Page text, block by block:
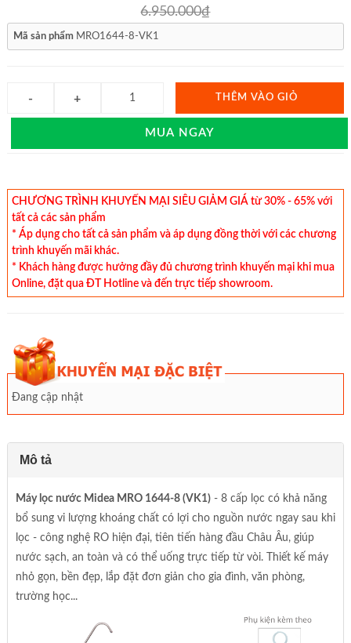
6.950.000₫
Mã sản phẩm MRO1644-8-VK1
THÊM VÀO GIỎ
MUA NGAY
CHƯƠNG TRÌNH KHUYẾN MẠI SIÊU GIẢM GIÁ từ 30% - 65% với
tất cả các sản phẩm
* Áp dụng cho tất cả sản phẩm và áp dụng đồng thời với các chương
trình khuyến mãi khác.
* Khách hàng được hưởng đầy đủ chương trình khuyến mại khi mua
Online, đặt qua ĐT Hotline và đến trực tiếp showroom.
Đang cập nhật
Mô tả
Máy lọc nước Midea MRO 1644-8 (VK1)- 8 cấp lọc có khả năng
bổ sung vi lượng khoáng chất có lợi cho nguồn nước ngay sau khi
lọc - công nghệ RO hiện đại, tiên tiến hàng đầu Châu Âu, giúp
nước sạch, an toàn và có thể uống trực tiếp từ vòi. Thiết kế máy
nhỏ gọn, bền đẹp, lắp đặt đơn giản cho gia đình, văn phòng,
trường học...